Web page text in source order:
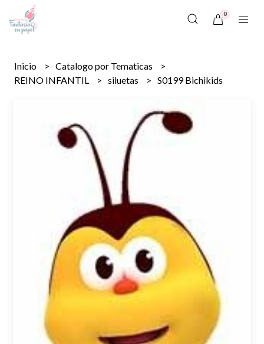
0
Inicio
Catalogo por Tematicas
REINO INFANTIL
siluetas S0199 Bichikids